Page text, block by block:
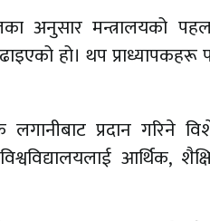
अनुसार मन्त्रालयको पहल
हो। थप प्राध्यापकहरू
लगानीबाट प्रदान गरिने
आर्थिक,